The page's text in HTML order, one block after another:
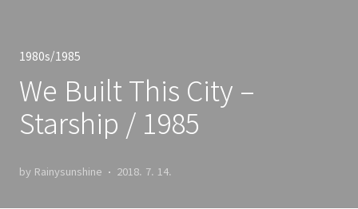
1980s/1985
We Built This City –
Starship / 1985
by Rainysunshine 2018. 7. 14.